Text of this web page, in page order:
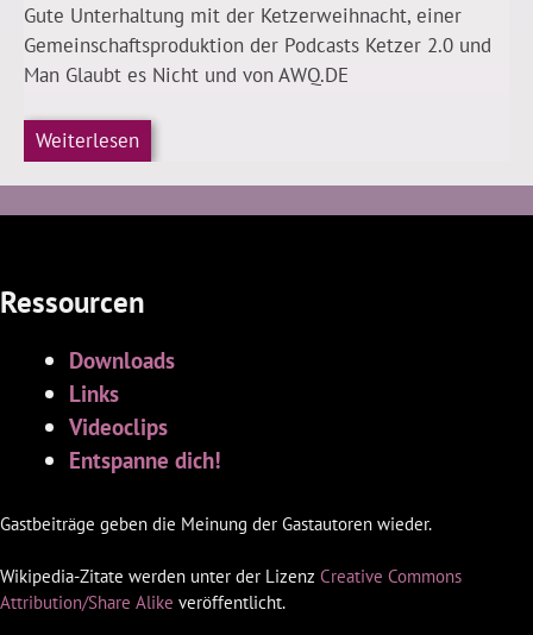
Gute Unterhaltung mit der Ketzerweihnacht, einer
Gemeinschaftsproduktion der Podcasts Ketzer 2.0 und
Man Glaubt es Nicht und von AWQ.DE
Weiterlesen
Ressourcen
Downloads
Links
Videoclips
Entspanne dich!
Gastbeiträge geben die Meinung der Gastautoren wieder.
Wikipedia-Zitate werden unter der Lizenz Creative Commons
Attribution/Share Alike veröffentlicht.